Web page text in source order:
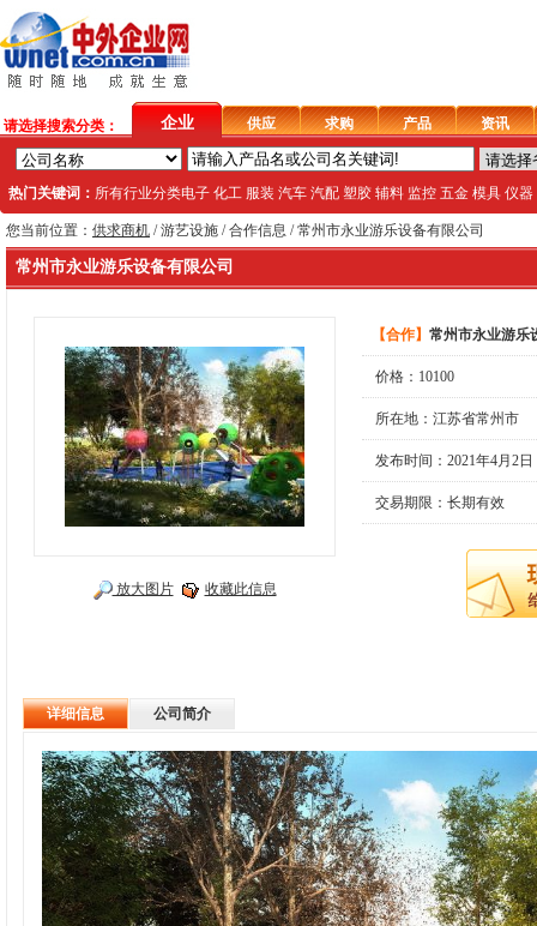
请选择搜索分类： 企业 供应 求购 产品 资讯
热门关键词： 所有行业分类电子 化工 服装 汽车 汽配 塑胶 辅料 监控 五金 模具 仪器
您当前位置： 供求商机 /游艺设施 / 合作信息 / 常州市永业游乐设备有限公司
常州市永业游乐设备有限公司
放大图片 收藏此信息
【合作】 常州市永业游乐
价格：10100
所在地：江苏省常州市
发布时间：2021年4月2日
交易期限：长期有效
详细信息 公司简介